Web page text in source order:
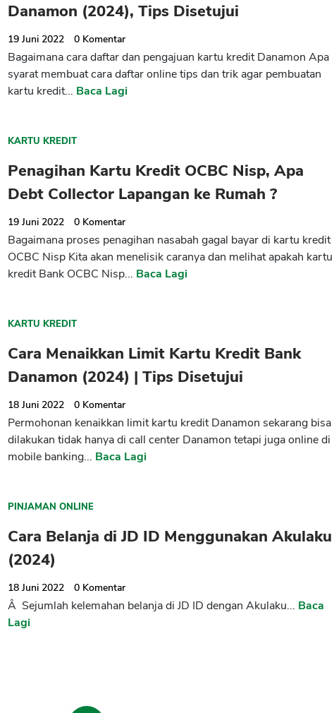
Danamon (2024), Tips Disetujui
19 Juni 2022 0 Komentar
Bagaimana cara daftar dan pengajuan kartu kredit Danamon Apa
syarat membuat cara daftar online tips dan trik agar pembuatan
kartu kredit... Baca Lagi
KARTU KREDIT
Penagihan Kartu Kredit OCBC Nisp, Apa
Debt Collector Lapangan ke Rumah ?
19 Juni 2022 0 Komentar
Bagaimana proses penagihan nasabah gagal bayar di kartu kredit
OCBC Nisp Kita akan menelisik caranya dan melihat apakah kartu
kredit Bank OCBC Nisp... Baca Lagi
KARTU KREDIT
Cara Menaikkan Limit Kartu Kredit Bank
Danamon (2024) | Tips Disetujui
18 Juni 2022 0 Komentar
Permohonan kenaikkan limit kartu kredit Danamon sekarang bisa
dilakukan tidak hanya di call center Danamon tetapi juga online di
mobile banking... Baca Lagi
PINJAMAN ONLINE
Cara Belanja di JD ID Menggunakan Akulaku
(2024)
18 Juni 2022 0 Komentar
Â Sejumlah kelemahan belanja di JD ID dengan Akulaku... Baca
Lagi